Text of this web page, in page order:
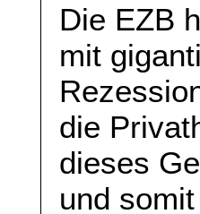
Die EZB
mit
die
dieses
und